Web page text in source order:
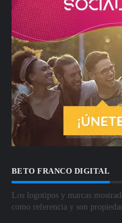
BETO FRANCO DIGITAL
Los logotipos y marcas
como referencia y son